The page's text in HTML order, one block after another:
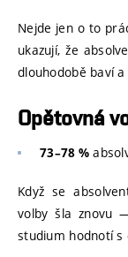
Nejde jen o to
ukazují, že
dlouhodobě baví
Opětovná
73–78 %
Když se
volby šla znovu
studium hodnotí s